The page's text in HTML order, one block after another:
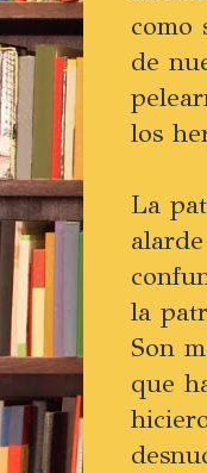
como
de
los
La
la
Son
que